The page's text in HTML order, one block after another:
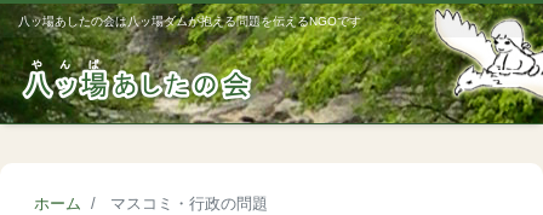
八ッ場あしたの会は八ッ場ダムが抱える問題を伝えるNGOです
ホーム マスコミ・行政の問題